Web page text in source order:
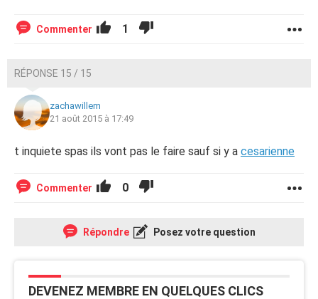
Commenter 1
RÉPONSE 15 / 15
zachawillem
21 août 2015 à 17:49
t inquiete spas ils vont pas le faire sauf si y a cesarienne
Commenter 0
Répondre Posez votre question
DEVENEZ MEMBRE EN QUELQUES CLICS